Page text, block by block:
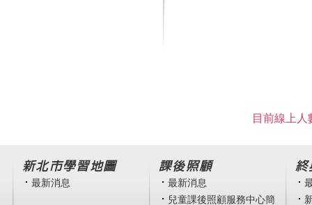
目前線上
新北市學習地圖
最新消息
課後照顧
最新消息
兒童課後照顧服務中心簡
終